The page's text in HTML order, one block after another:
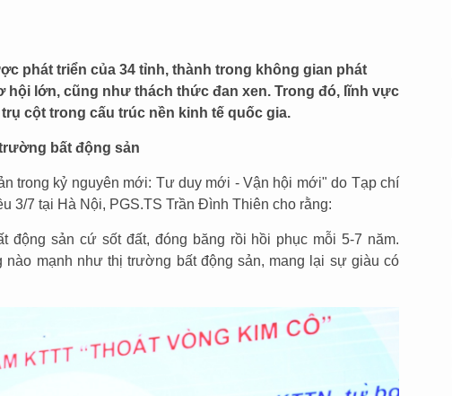
phát triển của 34 tỉnh, thành trong không gian phát
hội lớn, cũng như thách thức đan xen. Trong đó, lĩnh vực
cột trong cấu trúc nền kinh tế quốc gia.
bất động sản
trong kỷ nguyên mới: Tư duy mới - Vận hội mới" do Tạp chí
3/7 tại Hà Nội, PGS.TS Trần Đình Thiên cho rằng:
động sản cứ sốt đất, đóng băng rồi hồi phục mỗi 5-7 năm.
mạnh như thị trường bất động sản, mang lại sự giàu có